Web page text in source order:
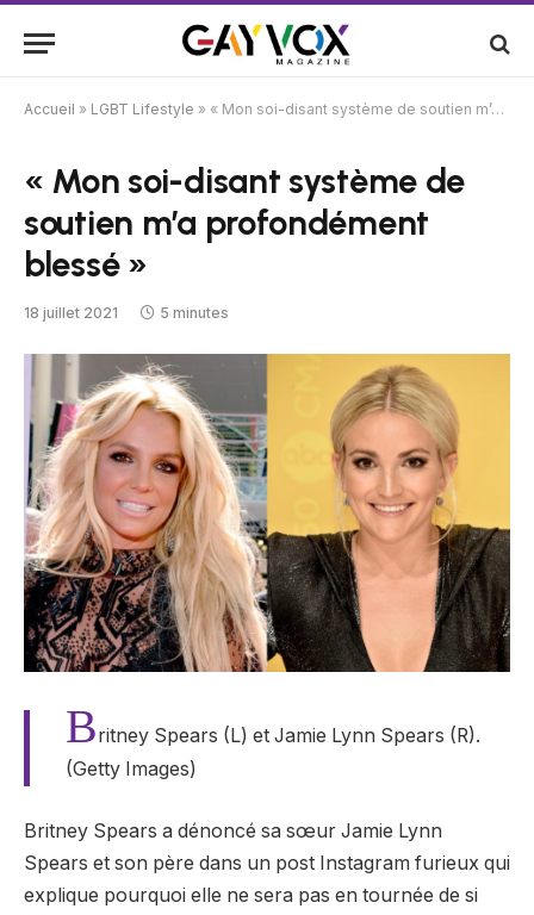
Accueil » LGBT Lifestyle » « Mon soi-disant système de soutien m’a profondément blessé »
« Mon soi-disant système de
soutien m’a profondément
blessé »
18 juillet 2021 5 minutes
Britney Spears (L) et Jamie Lynn Spears (R).
(Getty Images)
Britney Spears a dénoncé sa sœur Jamie Lynn
Spears et son père dans un post Instagram furieux qui
explique pourquoi elle ne sera pas en tournée de si